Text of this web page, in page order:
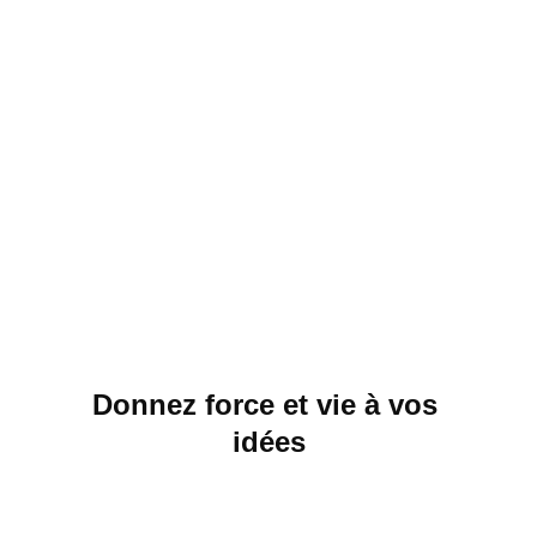
Donnez force et vie à vos
idées